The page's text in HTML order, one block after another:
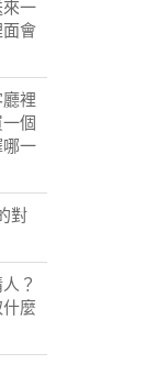
來一
面會
裡
個
哪一
對
？
麼